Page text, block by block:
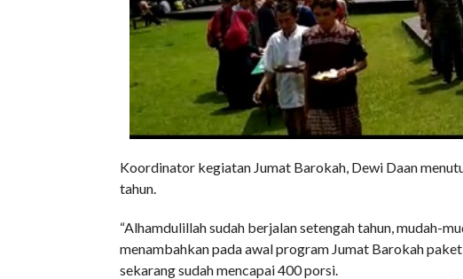
Koordinator kegiatan Jumat Barokah, Dewi Daan
tahun.
“Alhamdulillah sudah berjalan setengah tahun, mudah-
menambahkan pada awal program Jumat Barokah
sekarang sudah mencapai 400 porsi.